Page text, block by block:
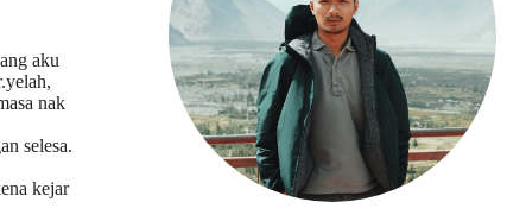
aku
nak
selesa.
kejar